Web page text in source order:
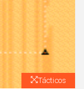
Tácticos